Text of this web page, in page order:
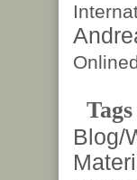
Blog/